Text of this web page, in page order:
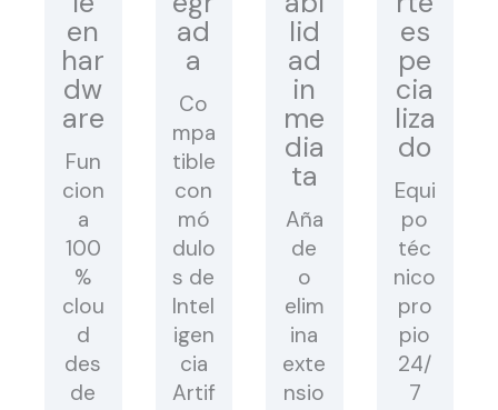
en
har
dw
are
Fun
cion
a
100
%
clou
d
des
de
ad
a
Co
mpa
tible
con
mó
dulo
s de
Intel
igen
cia
Artif
lid
ad
in
me
dia
ta
Aña
de
o
elim
ina
exte
nsio
es
pe
cia
liza
do
Equi
po
téc
nico
pro
pio
24/
7